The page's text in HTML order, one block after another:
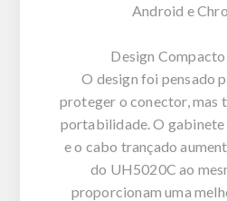
Android e
Design
O design foi pensado
proteger o conector, mas
portabilidade. O gabinete
e o cabo trançado
do UH5020C ao
proporcionam uma